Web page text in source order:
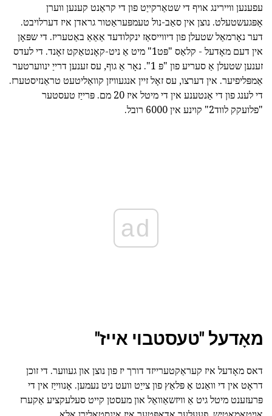
עפענען וויירינג אויף די שטאַרקייַט פון די קראַנט קענען ווערן
אָפּגעשטעלט. נוצן אין סאַב-נול טעמפּעראַטור גראדן איז דערלויבט.
דער נאָרמאַל שטעלן פון דיווייסאַז ינקלודעד אַאַאַ באַטעריז. די שפּאָן
אין דעם מאָדעל - קלאַס "פּט1" מיט אַ ניט-קאָנטאַקט זאָנד. די לעדס
זענען שטעלן אַ סעריע פון "פּ 1". נאָר אַ גוף, עס זענען דרייַ ינווערטער
אַמפּליפיער. אין דערצו, עס זאָל זיין אנגעוויזן קוואַליטעט טראַנזיסטערז.
די לענג פון די אַנטענע אין די מיטל איז 20 מם. פּרייַז טעסטער
"פלועקק לווד2" קוינע אין 6000 רובל.
ad
מאָדעל "טעסטבוי אייז"
דאס מאָדעל איז קעראַקטערייזד דורך יז פון נוצן און געווער. די זוכן
דראָט אין די וואַנט אַ פּלאַץ פון צייַט וועט ניט נעמען. אָנווייַז אין די
פּרעזענט מיטל גיט אַ וויזשאַוואַל און מעסטן קייט סעלעקציע אַקערז